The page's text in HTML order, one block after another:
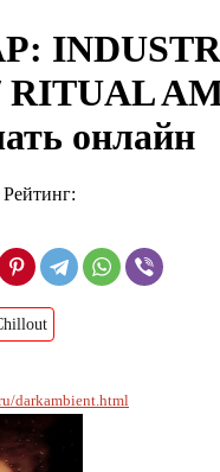
RITUAL
онлайн
darkambient.html